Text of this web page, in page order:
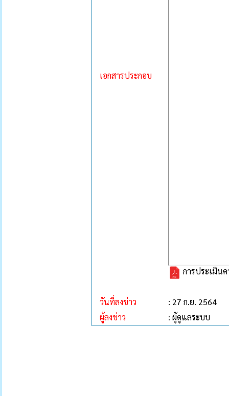
เอกสารประกอบ
การประเมิน
วันที่ลงข่าว
: 27 ก.ย. 2564
ผู้ลงข่าว
: ผู้ดูแลระบบ